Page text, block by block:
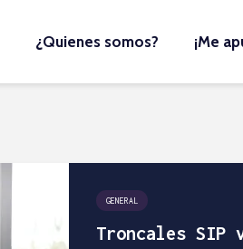
¿Quienes somos? ¡Me
GENERAL
Troncales SIP